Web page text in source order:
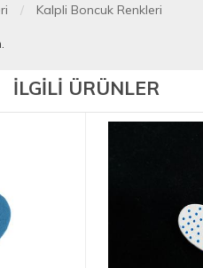
Kalpli Boncuk Renkleri
İLGİLİ ÜRÜNLER